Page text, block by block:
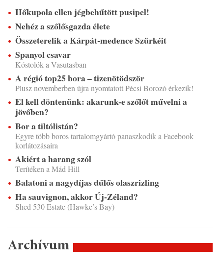
Hőkupola ellen jégbehűtött pusipel!
Nehéz a szőlősgazda élete
Összeterelik a Kárpát-medence Szürkéit
Spanyol csavar
Kóstolók a Vasutasban
A régió top25 bora – tizenötödször
Plusz novemberben újra nyomtatott Pécsi Borozó érkezik!
El kell döntenünk: akarunk-e szőlőt művelni a
jövőben?
Bor a tiltólistán?
Egyre több boros tartalomgyártó panaszkodik a Facebook
korlátozásaira
Akiért a harang szól
Terítéken a Mád Hill
Balatoni a nagydíjas dűlős olaszrizling
Ha sauvignon, akkor Új-Zéland?
Shed 530 Estate (Hawke’s Bay)
Archívum